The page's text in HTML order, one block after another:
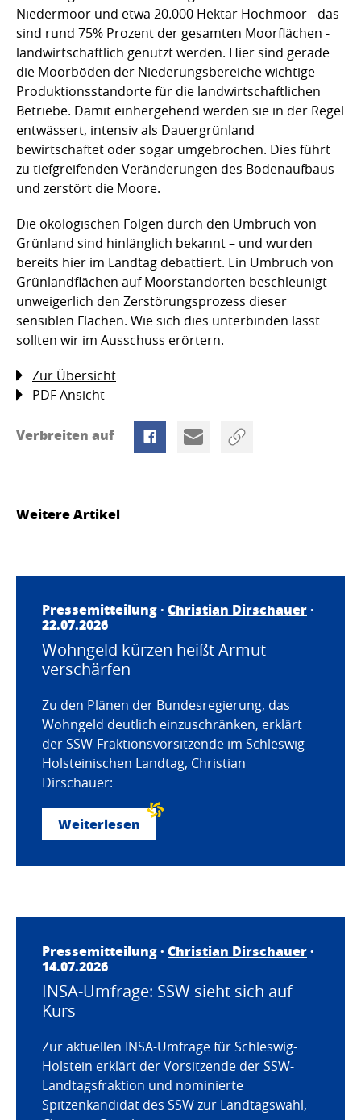
Niedermoor und etwa 20.000 Hektar Hochmoor - das
sind rund 75% Prozent der gesamten Moorflächen -
landwirtschaftlich genutzt werden. Hier sind gerade
die Moorböden der Niederungsbereiche wichtige
Produktionsstandorte für die landwirtschaftlichen
Betriebe. Damit einhergehend werden sie in der Regel
entwässert, intensiv als Dauergrünland
bewirtschaftet oder sogar umgebrochen. Dies führt
zu tiefgreifenden Veränderungen des Bodenaufbaus
und zerstört die Moore.
Die ökologischen Folgen durch den Umbruch von
Grünland sind hinlänglich bekannt – und wurden
bereits hier im Landtag debattiert. Ein Umbruch von
Grünlandflächen auf Moorstandorten beschleunigt
unweigerlich den Zerstörungsprozess dieser
sensiblen Flächen. Wie sich dies unterbinden lässt
sollten wir im Ausschuss erörtern.
Zur Übersicht
PDF Ansicht
Verbreiten auf
Weitere Artikel
Pressemitteilung · Christian Dirschauer·
22.07.2026
Wohngeld kürzen heißt Armut
verschärfen
Zu den Plänen der Bundesregierung, das
Wohngeld deutlich einzuschränken, erklärt
der SSW-Fraktionsvorsitzende im Schleswig-
Holsteinischen Landtag, Christian
Dirschauer:
Weiterlesen
Pressemitteilung · Christian Dirschauer·
14.07.2026
INSA-Umfrage: SSW sieht sich auf
Kurs
Zur aktuellen INSA-Umfrage für Schleswig-
Holstein erklärt der Vorsitzende der SSW-
Landtagsfraktion und nominierte
Spitzenkandidat des SSW zur Landtagswahl,